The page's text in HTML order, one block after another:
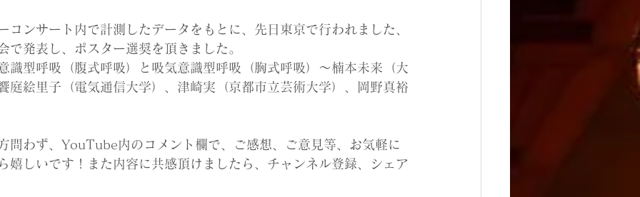
コンサート内で計測したデータをもとに、先日東京で行われました、
で発表し、ポスター選奨を頂きました。
識型呼吸（腹式呼吸）と吸気意識型呼吸（胸式呼吸）〜楠本未来（大
庭絵里子（電気通信大学）、津崎実（京都市立芸術大学）、岡野真裕
問わず、YouTube内のコメント欄で、ご感想、ご意見等、お気軽に
嬉しいです！また内容に共感頂けましたら、チャンネル登録、シェア